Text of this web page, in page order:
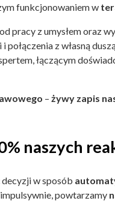
funkcjonowaniem w
pracy z umysłem oraz
z własną
łączącym
–żywy zapis
naszych
w sposób
powtarzamy